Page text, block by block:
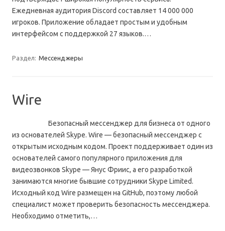
Ежедневная аудитория Discord составляет 14 000 000
игроков. Приложение обладает простым и удобным
интерфейсом с поддержкой 27 языков.…
Раздел: Мессенджеры
Wire
Безопасный мессенджер для бизнеса от одного
из основателей Skype. Wire — безопасный мессенджер с
открытым исходным кодом. Проект поддерживает один из
основателей самого популярного приложения для
видеозвонков Skype — Янус Фриис, а его разработкой
занимаются многие бывшие сотрудники Skype Limited.
Исходный код Wire размещен на GitHub, поэтому любой
специалист может проверить безопасность мессенджера.
Необходимо отметить,…